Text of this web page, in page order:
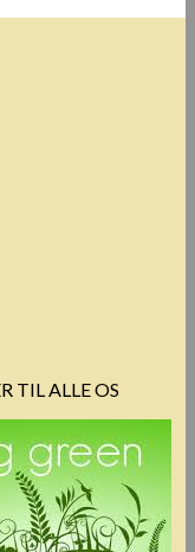
TIL ALLE OS